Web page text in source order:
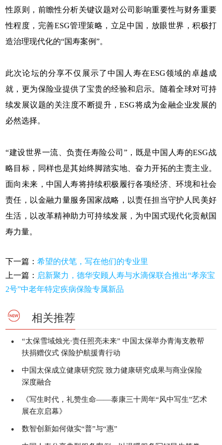
性原则，前瞻性分析关键议题对公司影响重要性与财务重要
性程度，完善ESG管理策略，立足中国，放眼世界，积极打
造治理现代化的“国寿案例”。
此次论坛的分享不仅展示了中国人寿在ESG领域的卓越成
就，更为保险业提供了宝贵的经验和启示。随着全球对可持
续发展议题的关注度不断提升，ESG将成为金融企业发展的
必然选择。
“建设世界一流、负责任寿险公司”，既是中国人寿的ESG战
略目标，同样也是其始终脚踏实地、奋力开拓的主责主业。
面向未来，中国人寿将持续积极履行各项经济、环境和社会
责任，以金融力量服务国家战略，以责任担当守护人民美好
生活，以改革精神助力可持续发展，为中国式现代化贡献国
寿力量。
下一篇：希望的伏笔，写在他们的专业里
上一篇： 启新聚力，德华安顾人寿与水滴保联合推出“孝亲宝
2号”中老年特定疾病保险专属新品
相关推荐
●
“太保雪域烛光·责任照亮未来” 中国太保举办青海支教帮
扶捐赠仪式 保险护航援青行动
●
中国太保成立健康研究院 致力健康研究成果与商业保险
深度融合
●
《写生时代，礼赞生命——泰康三十周年“风中写生”艺术
展在京启幕》
● 数智创新如何做实“普”与“惠”